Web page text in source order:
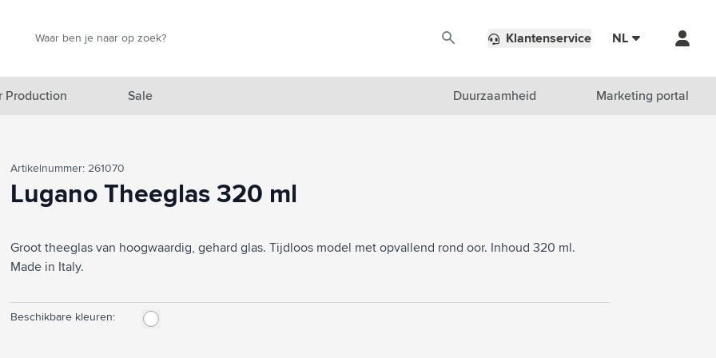
categorie
categorie
categorie
categorie
Klantenservice NL
Production Sale Duurzaamheid Marketing portal
Artikelnummer: 261070
Lugano Theeglas 320 ml
Groot theeglas van hoogwaardig, gehard glas. Tijdloos model met opvallend rond oor. Inhoud 320 ml.
Made in Italy.
Beschikbare kleuren: